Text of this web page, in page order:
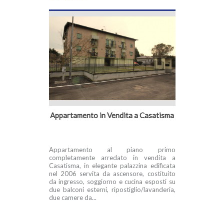
Appartamento in Vendita a Casatisma
Appartamento al piano primo
completamente arredato in vendita a
Casatisma, in elegante palazzina edificata
nel 2006 servita da ascensore, costituito
da ingresso, soggiorno e cucina esposti su
due balconi esterni, ripostiglio/lavanderia,
due camere da...